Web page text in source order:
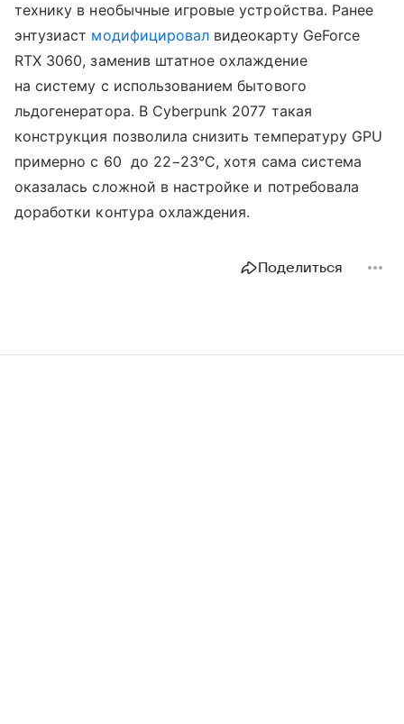
технику в необычные игровые устройства. Ранее
энтузиаст модифицировал видеокарту GeForce
RTX 3060, заменив штатное охлаждение
на систему с использованием бытового
льдогенератора. В Cyberpunk 2077 такая
конструкция позволила снизить температуру GPU
примерно с 60 до 22−23°C, хотя сама система
оказалась сложной в настройке и потребовала
доработки контура охлаждения.
Поделиться